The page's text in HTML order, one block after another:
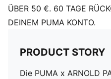
ÜBER 50 €. 60 TAGE
DEINEM PUMA KONTO.
PRODUCT STORY
Die PUMA x ARNOLD